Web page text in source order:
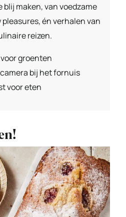
blij maken, van voedzame
én verhalen van
reizen.
groenten
bij het fornuis
voor eten